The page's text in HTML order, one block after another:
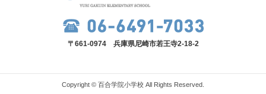
〒661-0974 兵庫県尼崎市若王寺2-18-2
Copyright © 百合学院小学校 All Rights Reserved.